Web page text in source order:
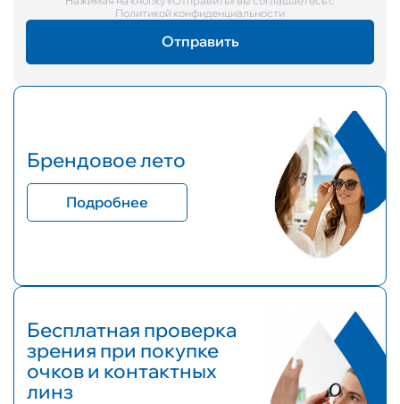
Политикой конфиденциальности
Брендовое лето
Подробнее
Бесплатная проверка
зрения при покупке
очков и контактных
линз